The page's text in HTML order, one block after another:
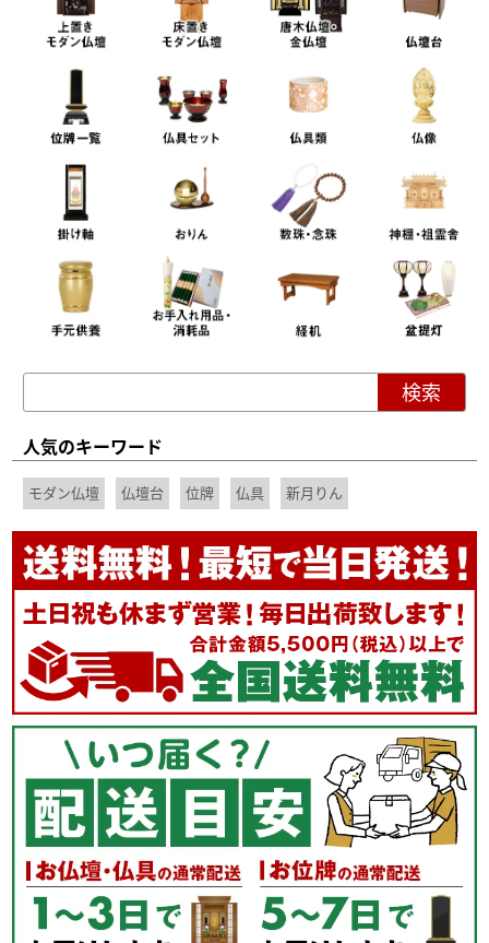
人気のキーワード
モダン仏壇 仏壇台 位牌 仏具 新月りん